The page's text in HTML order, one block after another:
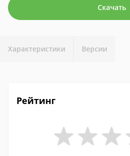
Скачать
Характеристики Версии
Рейтинг